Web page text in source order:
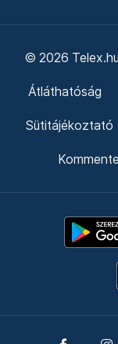
© 2026
Átláthatóság
Sütitájékoztató